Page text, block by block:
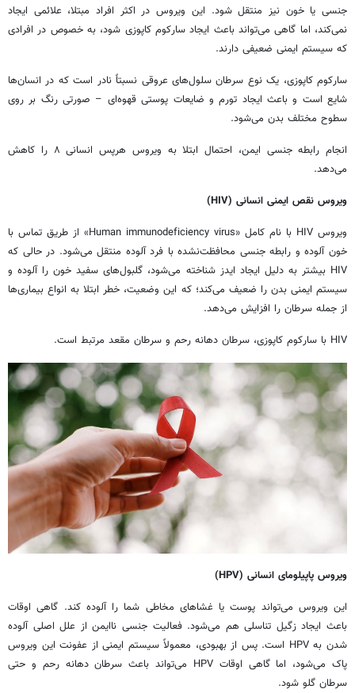
جنسی یا خون نیز منتقل شود. این ویروس در اکثر افراد مبتلا، علائمی ایجاد
نمی‌کند، اما گاهی می‌تواند باعث ایجاد سارکوم کاپوزی شود، به خصوص در افرادی
که سیستم ایمنی ضعیفی دارند.
سارکوم کاپوزی، یک نوع سرطان سلول‌های عروقی نسبتاً نادر است که در انسان‌ها
شایع است و باعث ایجاد تورم و ضایعات پوستی قهوه‌ای – صورتی رنگ بر روی
سطوح مختلف بدن می‌شود.
انجام رابطه جنسی ایمن، احتمال ابتلا به ویروس هرپس انسانی ۸ را کاهش
می‌دهد.
ویروس نقص ایمنی انسانی (HIV
)
ویروس
HIV با نام کامل «Human immunodeficiency virus» از طریق تماس با
خون آلوده و رابطه جنسی محافظت‌نشده با فرد آلوده منتقل می‌شود. در حالی که
HIV بیشتر به دلیل ایجاد ایدز شناخته می‌شود، گلبول‌های سفید خون را آلوده و
سیستم ایمنی بدن را ضعیف می‌کند؛ که این وضعیت، خطر ابتلا به انواع بیماری‌ها
از جمله سرطان را افزایش می‌دهد.
HIV با سارکوم کاپوزی، سرطان دهانه رحم و سرطان مقعد مرتبط است.
ویروس پاپیلومای انسانی (HPV
)
این ویروس می‌تواند پوست یا غشاهای مخاطی شما را آلوده کند. گاهی اوقات
باعث ایجاد زگیل تناسلی هم می‌شود. فعالیت جنسی ناایمن از علل اصلی آلوده
شدن به HPV است. پس از بهبودی، معمولاً سیستم ایمنی از عفونت این ویروس
پاک می‌شود، اما گاهی اوقات HPV می‌تواند باعث سرطان دهانه رحم و حتی
سرطان گلو شود.